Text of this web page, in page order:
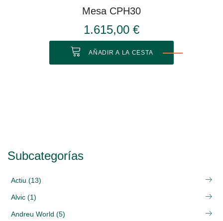
Mesa CPH30
1.615,00 €
AÑADIR A LA CESTA
Subcategorías
Actiu (13)
Alvic (1)
Andreu World (5)